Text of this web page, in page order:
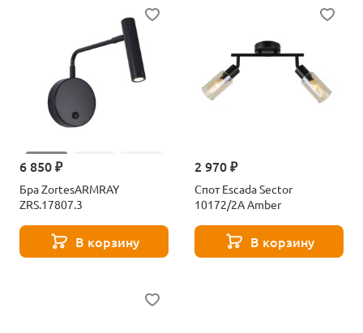
6 850 ₽
Бра ZortesARMRAY
ZRS.17807.3
В корзину
2 970 ₽
Спот Escada Sector
10172/2A Amber
В корзину